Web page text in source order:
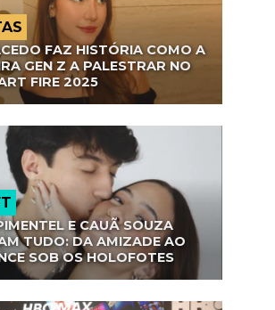
FAZ HISTÓRIA COMO A
GEN Z A PALESTRAR NO
FIRE 2025
E CAUÃ SOUZA
TUDO: DA AMIZADE AO
SOB OS HOLOFOTES